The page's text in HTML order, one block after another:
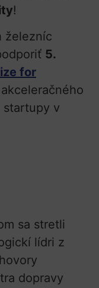
!
železníc
5.
for
startupy v
sa stretli
lídri z
dopravy